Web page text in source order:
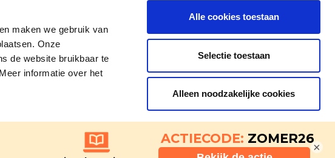
maken we gebruik van
Onze
de website bruikbaar te
informatie over het
Details tonen
Alle cookies toestaan
Selectie toestaan
Alleen noodzakelijke cookies
geen
BTW nr: NL8501.53.591.B01
KvK Amsterdam 51748878
NL42RABO0158444531
×